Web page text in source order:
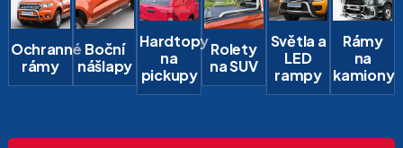
Ochranné
rámy
Boční
nášlapy
Hardtopy
na
pickupy
Rolety
na SUV
Světla a
LED
rampy
Rámy
na
kamiony